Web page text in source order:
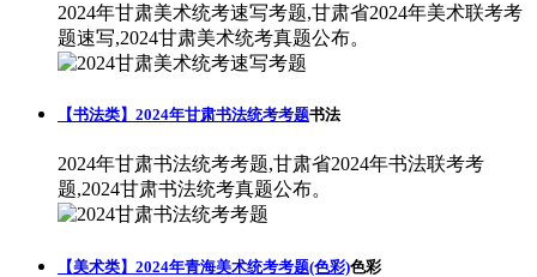
2024年甘肃美术统考速写考题,甘肃省2024年美术联考考
题速写,2024甘肃美术统考真题公布。
【书法类】2024年甘肃书法统考考题书法
2024年甘肃书法统考考题,甘肃省2024年书法联考考
题,2024甘肃书法统考真题公布。
【美术类】2024年青海美术统考考题(色彩)色彩